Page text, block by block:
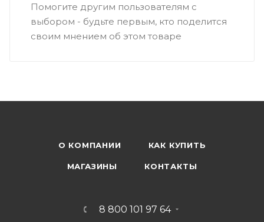
Помогите другим пользователям с
выбором - будьте первым, кто поделится
своим мнением об этом товаре
О КОМПАНИИ КАК КУПИТЬ
МАГАЗИНЫ КОНТАКТЫ
8 800 101 97 64